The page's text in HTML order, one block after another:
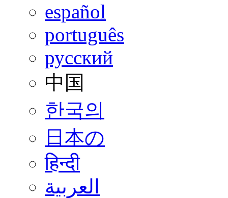
español
português
русский
中国
한국의
日本の
हिन्दी
العربية